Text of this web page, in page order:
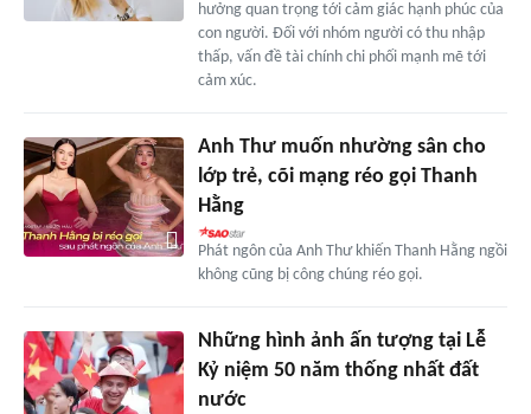
hưởng quan trọng tới cảm giác hạnh phúc của
con người. Đối với nhóm người có thu nhập
thấp, vấn đề tài chính chi phối mạnh mẽ tới
cảm xúc.
Anh Thư muốn nhường sân cho
lớp trẻ, cõi mạng réo gọi Thanh
Hằng
Phát ngôn của Anh Thư khiến Thanh Hằng ngồi
không cũng bị công chúng réo gọi.
Những hình ảnh ấn tượng tại Lễ
Kỷ niệm 50 năm thống nhất đất
nước